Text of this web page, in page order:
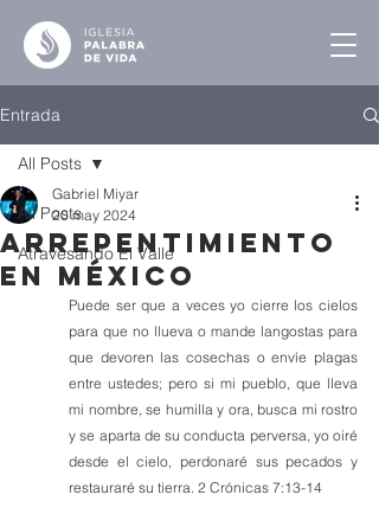
Entrada
All Posts
Atravesando El Valle
All Posts
Arrepentimiento
en México
Gabriel Miyar
20 may 2024
Puede ser que a veces yo cierre los cielos
para que no llueva o mande langostas para
que devoren las cosechas o envíe plagas
entre ustedes; pero si mi pueblo, que lleva
mi nombre, se humilla y ora, busca mi rostro
y se aparta de su conducta perversa, yo oiré
desde el cielo, perdonaré sus pecados y
restauraré su tierra. 2 Crónicas 7:13-14